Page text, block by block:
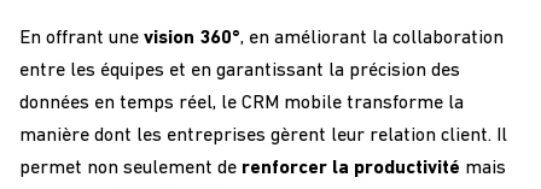
En offrant une vision 360°, en améliorant la collaboration
entre les équipes et en garantissant la précision des
données en temps réel, le CRM mobile transforme la
manière dont les entreprises gèrent leur relation client. Il
permet non seulement de renforcer la productivité mais